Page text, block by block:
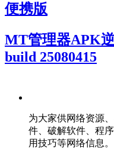
便携版
MT管理器APK
build 25080415
为大家供网络资源
件、破解软件、程
用技巧等网络信息。